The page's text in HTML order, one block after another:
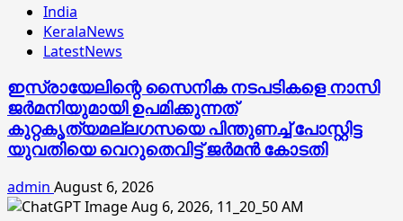
India
KeralaNews
LatestNews
ഇസ്രായേലിന്റെ സൈനിക നടപടികളെ നാസി
ജര്‍മനിയുമായി ഉപമിക്കുന്നത്
കുറ്റകൃത്യമല്ലഗസയെ പിന്തുണച്ച് പോസ്റ്റിട്ട
യുവതിയെ വെറുതെവിട്ട് ജര്‍മന്‍ കോടതി
admin August 6, 2026